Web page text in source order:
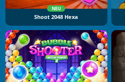
NEU
Shoot 2048 Hexa